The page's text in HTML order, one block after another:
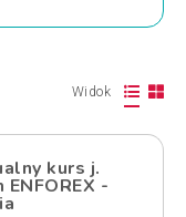
Widok
kurs j.
-